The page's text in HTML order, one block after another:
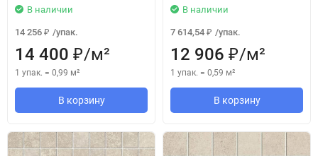
В наличии
14 256 ₽ /упак.
14 400 ₽/м²
1 упак. = 0,99 м²
В корзину
В наличии
7 614,54 ₽ /упак.
12 906 ₽/м²
1 упак. = 0,59 м²
В корзину